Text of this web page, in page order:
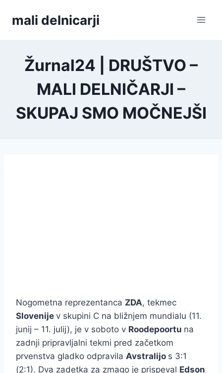
mali delnicarji
Žurnal24 | DRUŠTVO –
MALI DELNIČARJI –
SKUPAJ SMO MOČNEJŠI
Nogometna reprezentanca ZDA, tekmec
Slovenije v skupini C na bližnjem mundialu (11.
junij – 11. julij), je v soboto v Roodepoortu na
zadnji pripravljalni tekmi pred začetkom
prvenstva gladko odpravila Avstralijo s 3:1
(2:1). Dva zadetka za zmago je prispeval Edson